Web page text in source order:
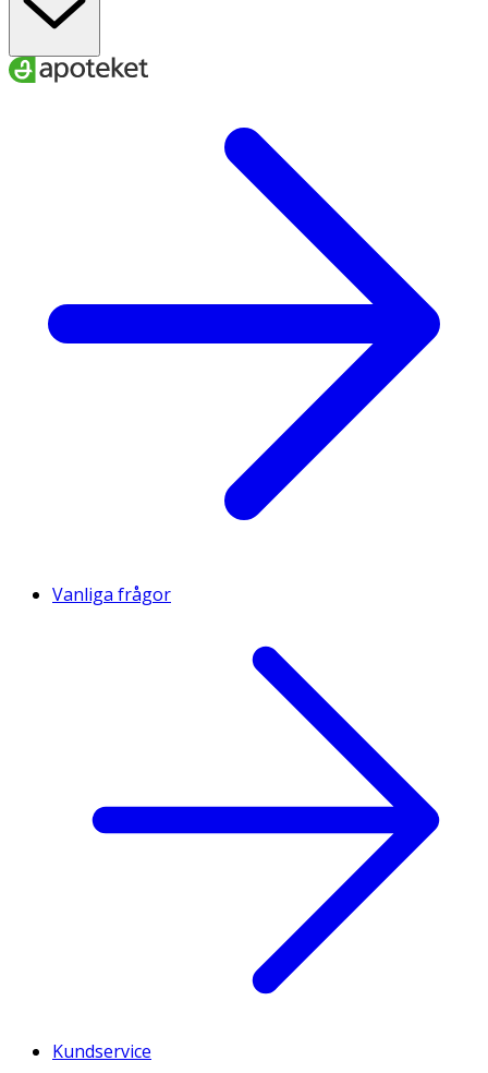
Vanliga frågor
Kundservice